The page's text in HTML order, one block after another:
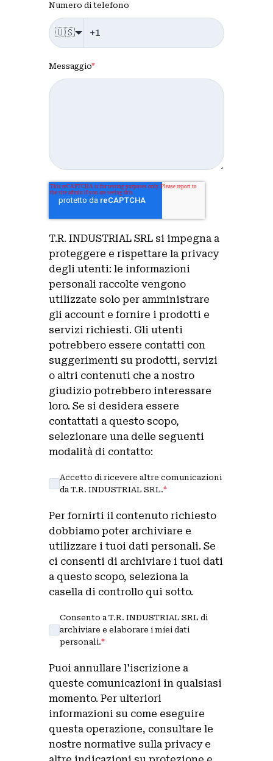
Numero di telefono
🇺🇸
Messaggio*
T.R. INDUSTRIAL SRL si impegna a
proteggere e rispettare la privacy
degli utenti: le informazioni
personali raccolte vengono
utilizzate solo per amministrare
gli account e fornire i prodotti e
servizi richiesti. Gli utenti
potrebbero essere contatti con
suggerimenti su prodotti, servizi
o altri contenuti che a nostro
giudizio potrebbero interessare
loro. Se si desidera essere
contattati a questo scopo,
selezionare una delle seguenti
modalità di contatto:
Accetto di ricevere altre comunicazioni
da T.R. INDUSTRIAL SRL.*
Per fornirti il contenuto richiesto
dobbiamo poter archiviare e
utilizzare i tuoi dati personali. Se
ci consenti di archiviare i tuoi dati
a questo scopo, seleziona la
casella di controllo qui sotto.
Consento a T.R. INDUSTRIAL SRL di
archiviare e elaborare i miei dati
personali.*
Puoi annullare l'iscrizione a
queste comunicazioni in qualsiasi
momento. Per ulteriori
informazioni su come eseguire
questa operazione, consultare le
nostre normative sulla privacy e